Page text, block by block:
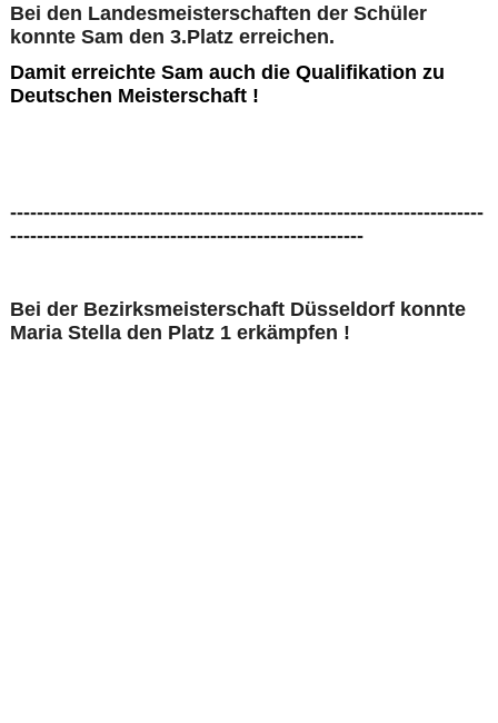
Bei den Landesmeisterschaften der Schüler
konnte Sam den 3.Platz erreichen.
Damit erreichte Sam auch die Qualifikation zu
Deutschen Meisterschaft !
-----------------------------------------------------------------------
-----------------------------------------------------
Bei der Bezirksmeisterschaft Düsseldorf konnte
Maria Stella den Platz 1 erkämpfen !